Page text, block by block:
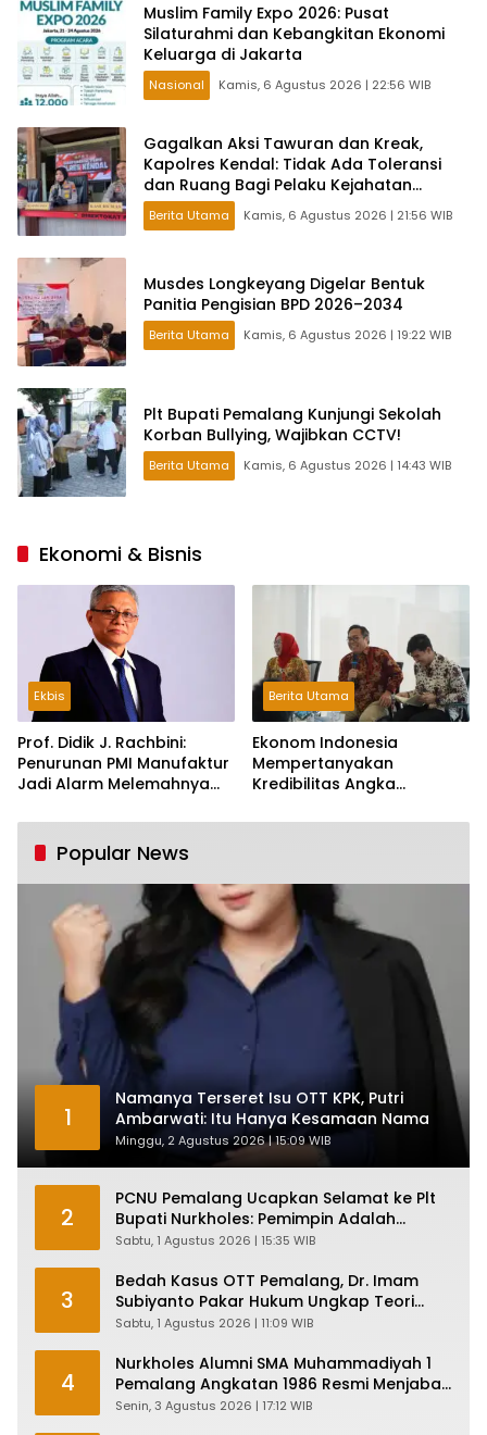
Muslim Family Expo 2026: Pusat
Silaturahmi dan Kebangkitan Ekonomi
Keluarga di Jakarta
Nasional Kamis, 6 Agustus 2026 | 22:56 WIB
Gagalkan Aksi Tawuran dan Kreak,
Kapolres Kendal: Tidak Ada Toleransi
dan Ruang Bagi Pelaku Kejahatan
Jalanan
Berita Utama Kamis, 6 Agustus 2026 | 21:56 WIB
Musdes Longkeyang Digelar Bentuk
Panitia Pengisian BPD 2026–2034
Berita Utama Kamis, 6 Agustus 2026 | 19:22 WIB
Plt Bupati Pemalang Kunjungi Sekolah
Korban Bullying, Wajibkan CCTV!
Berita Utama Kamis, 6 Agustus 2026 | 14:43 WIB
Ekonomi & Bisnis
Ekbis
Prof. Didik J. Rachbini:
Penurunan PMI Manufaktur
Jadi Alarm Melemahnya
Berita Utama
Ekonom Indonesia
Mempertanyakan
Kredibilitas Angka
Tumbuh Tapi Rapuh
Popular News
1
Namanya Terseret Isu OTT KPK, Putri
Ambarwati: Itu Hanya Kesamaan Nama
Minggu, 2 Agustus 2026 | 15:09 WIB
2
PCNU Pemalang Ucapkan Selamat ke Plt
Bupati Nurkholes: Pemimpin Adalah
Pelayan Rakyat!
Sabtu, 1 Agustus 2026 | 15:35 WIB
3
Bedah Kasus OTT Pemalang, Dr. Imam
Subiyanto Pakar Hukum Ungkap Teori
Penyertaan KPK
Sabtu, 1 Agustus 2026 | 11:09 WIB
4
Nurkholes Alumni SMA Muhammadiyah 1
Pemalang Angkatan 1986 Resmi Menjabat
Plt Bupati, Inilah Pesan Ketua Asmam 86
Senin, 3 Agustus 2026 | 17:12 WIB